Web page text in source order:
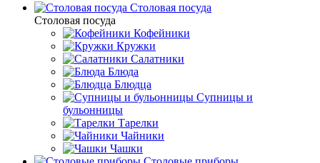
Столовая посуда
Столовая посуда
Кофейники
Кружки
Салатники
Блюда
Блюдца
Супницы и
бульонницы
Тарелки
Чайники
Чашки